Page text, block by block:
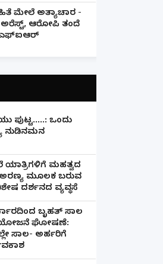
ಮೇಲೆ ಅತ್ಯಾಚಾರ -
ಆರೋಪಿ ತಂದೆ
ಪುಟ್ಟ.....: ಒಂದು
ನುಡಿನಮನ
ಮಹತ್ವದ
ಮೂಲಕ ಬರುವ
ದರ್ಶನದ ವ್ಯವಸ್ಥೆ
ಬೃಹತ್ ಸಾಲ
ಘೋಷಣೆ:
ಸಾಲ- ಅರ್ಹರಿಗೆ